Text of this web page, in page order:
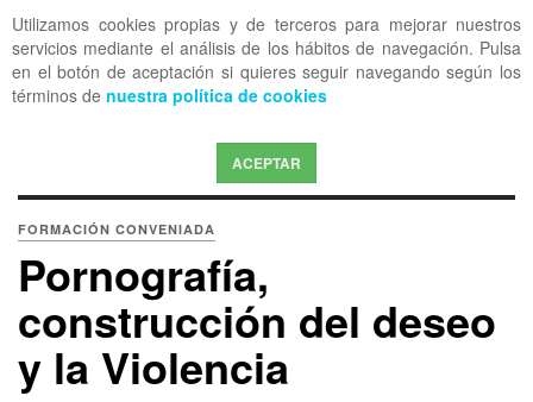
Utilizamos cookies propias y de terceros para mejorar nuestros
servicios mediante el análisis de los hábitos de navegación. Pulsa
en el botón de aceptación si quieres seguir navegando según los
términos de nuestra política de cookies
ACEPTAR
OFF CANVAS
FORMACIÓN CONVENIADA
Pornografía,
construcción del deseo
y la Violencia